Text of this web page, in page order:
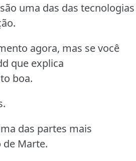
uma das das tecnologias
agora, mas se você
que explica
boa.
das partes mais
de Marte.